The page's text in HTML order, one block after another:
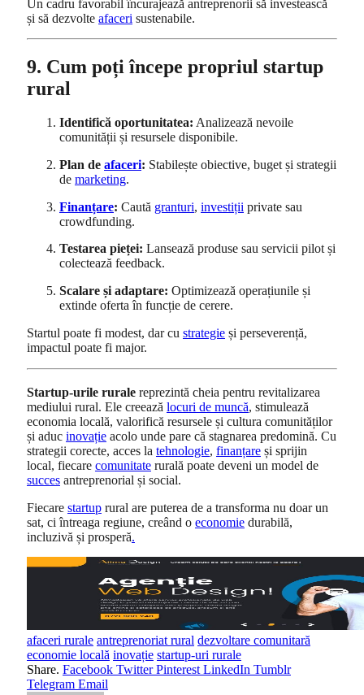
Un cadru favorabil încurajează antreprenorii să investească
și să dezvolte afaceri sustenabile.
9. Cum poți începe propriul startup
rural
Identifică oportunitatea: Analizează nevoile
comunității și resursele disponibile.
Plan de afaceri: Stabilește obiective, buget și strategii
de marketing.
Finanțare: Caută granturi, investiții private sau
crowdfunding.
Testarea pieței: Lansează produse sau servicii pilot și
colectează feedback.
Scalare și adaptare: Optimizează operațiunile și
extinde oferta în funcție de cerere.
Startul poate fi modest, dar cu strategie și perseverență,
impactul poate fi major.
Startup-urile rurale reprezintă cheia pentru revitalizarea
mediului rural. Ele creează locuri de muncă, stimulează
economia locală, valorifică resursele și cultura comunităților
și aduc inovație acolo unde pare că stagnarea predomină. Cu
strategii corecte, acces la tehnologie, finanțare și sprijin
local, fiecare comunitate rurală poate deveni un model de
succes antreprenorial și social.
Fiecare startup rural are puterea de a transforma nu doar un
sat, ci întreaga regiune, creând o economie durabilă,
incluzivă și prosperă.
afaceri rurale antreprenoriat rural dezvoltare comunitară
economie locală inovație startup-uri rurale
Share. Facebook Twitter Pinterest LinkedIn Tumblr
Telegram Email